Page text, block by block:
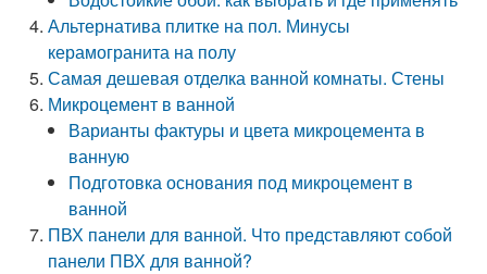
Альтернатива плитке на пол. Минусы
керамогранита на полу
Самая дешевая отделка ванной комнаты. Стены
Микроцемент в ванной
Варианты фактуры и цвета микроцемента в
ванную
Подготовка основания под микроцемент в
ванной
ПВХ панели для ванной. Что представляют собой
панели ПВХ для ванной?